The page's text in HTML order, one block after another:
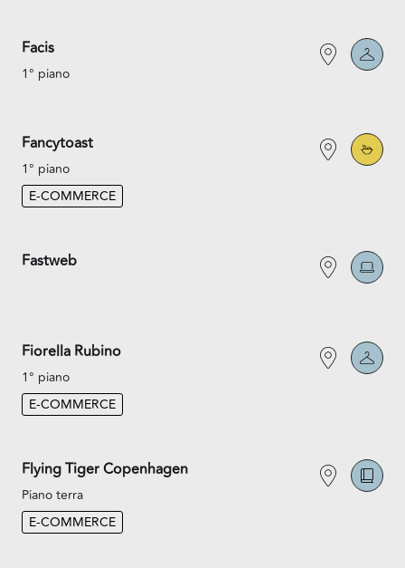
Facis
1° piano
Fancytoast
1° piano
E-COMMERCE
Fastweb
Fiorella Rubino
1° piano
E-COMMERCE
Flying Tiger Copenhagen
Piano terra
E-COMMERCE